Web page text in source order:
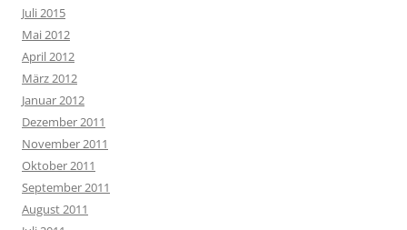
Juli 2015
Mai 2012
April 2012
März 2012
Januar 2012
Dezember 2011
November 2011
Oktober 2011
September 2011
August 2011